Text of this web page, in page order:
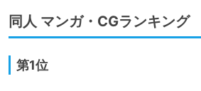
同人 マンガ・CGランキング
第1位